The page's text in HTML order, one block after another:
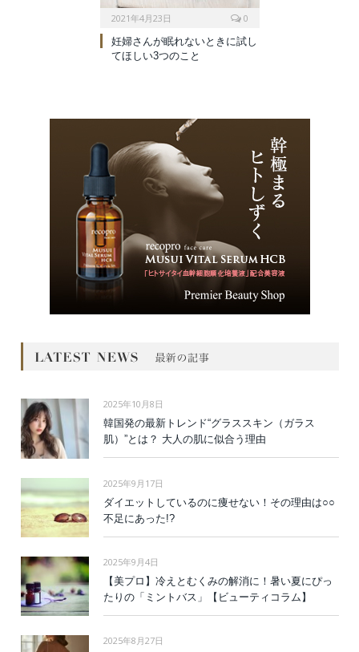
2021年4月23日
0
妊婦さんが眠れないときに試し
てほしい3つのこと
2025年10月8日
韓国発の最新トレンド“グラススキン（ガラス
肌）”とは？ 大人の肌に似合う理由
2025年9月17日
ダイエットしているのに痩せない！その理由は○○
不足にあった!?
2025年9月4日
【美プロ】冷えとむくみの解消に！暑い夏にぴっ
たりの「ミントバス」【ビューティコラム】
2025年8月27日